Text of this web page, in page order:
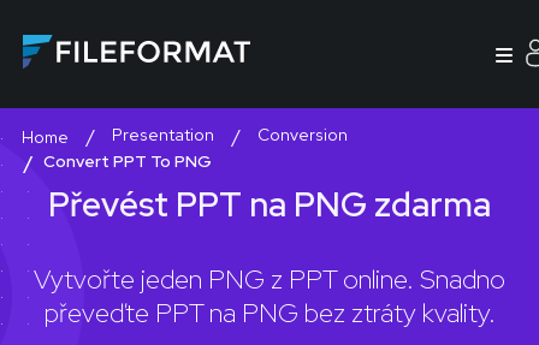
Home Presentation
Conversion
Convert PPT To PNG
Převést PPT na PNG zdarma
Vytvořte jeden PNG z PPT online. Snadno
převeďte PPT na PNG bez ztráty kvality.